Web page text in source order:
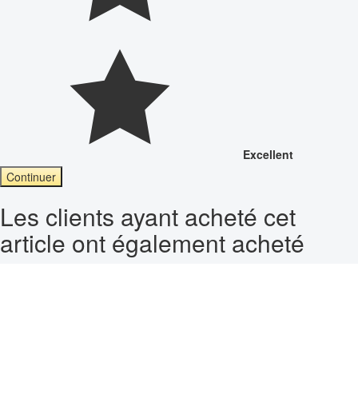
Excellent
Continuer
Les clients ayant acheté cet
article ont également acheté